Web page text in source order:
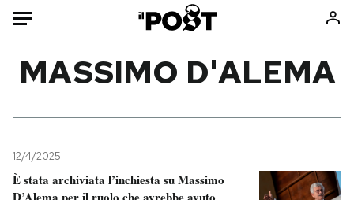
Mondo
Politica
Consumismi
MASSIMO D'ALEMA
12/4/2025
È stata archiviata l’inchiesta su Massimo